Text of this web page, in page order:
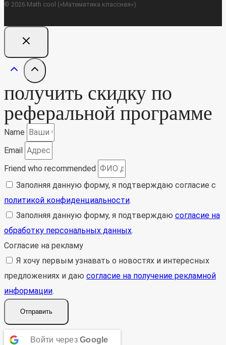
© 2026 Math cool («Математика классная»)
получить скидку по
реферальной программе
Name
Email
Friend who recommended
Заполняя данную форму, я подтверждаю согласие с
политикой конфиденциальности.
Заполняя данную форму, я подтверждаю согласие на
обработку персональных данных.
Согласие на рекламу
Я хочу первым узнавать о новостях и интересных
предложениях и даю согласие на получение рекламной
информации.
Отправить
Войти через Google